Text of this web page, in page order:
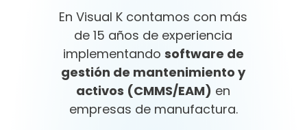
En Visual K contamos con más
de 15 años de experiencia
implementando software de
gestión de mantenimiento y
activos (CMMS/EAM) en
empresas de manufactura.